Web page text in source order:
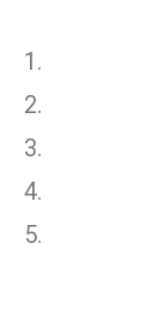
1.
2.
3.
4.
5.